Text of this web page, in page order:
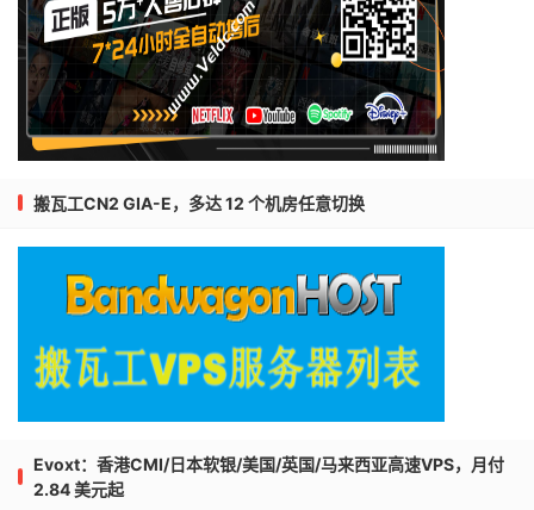
搬瓦工CN2 GIA-E，多达 12 个机房任意切换
Evoxt：香港CMI/日本软银/美国/英国/马来西亚高速VPS，月付
2.84 美元起